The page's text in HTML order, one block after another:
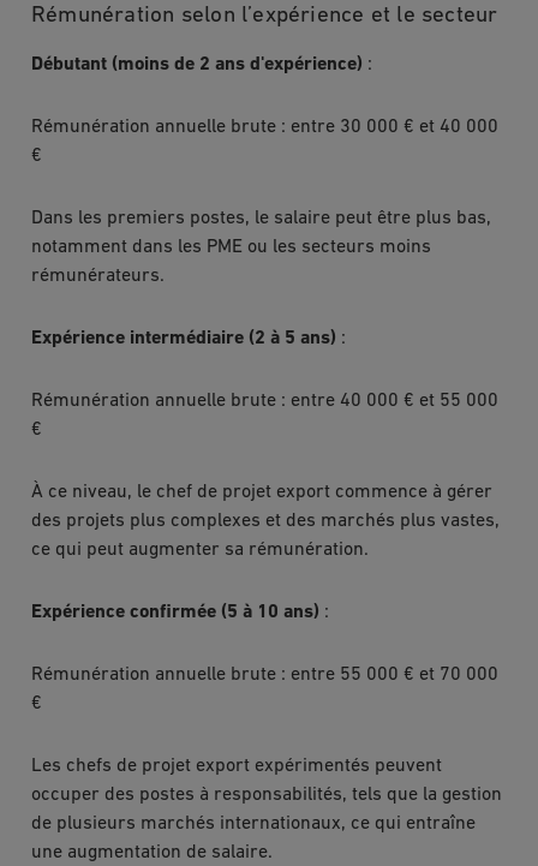
Rémunération selon l’expérience et le secteur
Débutant (moins de 2 ans d'expérience) :
Rémunération annuelle brute : entre 30 000 € et 40 000
€
Dans les premiers postes, le salaire peut être plus bas,
notamment dans les PME ou les secteurs moins
rémunérateurs.
Expérience intermédiaire (2 à 5 ans) :
Rémunération annuelle brute : entre 40 000 € et 55 000
€
À ce niveau, le chef de projet export commence à gérer
des projets plus complexes et des marchés plus vastes,
ce qui peut augmenter sa rémunération.
Expérience confirmée (5 à 10 ans) :
Rémunération annuelle brute : entre 55 000 € et 70 000
€
Les chefs de projet export expérimentés peuvent
occuper des postes à responsabilités, tels que la gestion
de plusieurs marchés internationaux, ce qui entraîne
une augmentation de salaire.